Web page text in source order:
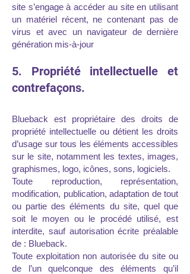
site s’engage à accéder au site en utilisant
un matériel récent, ne contenant pas de
virus et avec un navigateur de dernière
génération mis-à-jour
5. Propriété intellectuelle et
contrefaçons.
Blueback est propriétaire des droits de
propriété intellectuelle ou détient les droits
d’usage sur tous les éléments accessibles
sur le site, notamment les textes, images,
graphismes, logo, icônes, sons, logiciels.
Toute reproduction, représentation,
modification, publication, adaptation de tout
ou partie des éléments du site, quel que
soit le moyen ou le procédé utilisé, est
interdite, sauf autorisation écrite préalable
de : Blueback.
Toute exploitation non autorisée du site ou
de l’un quelconque des éléments qu’il